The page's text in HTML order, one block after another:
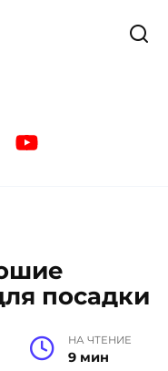
посадки
НА ЧТЕНИЕ
9 мин